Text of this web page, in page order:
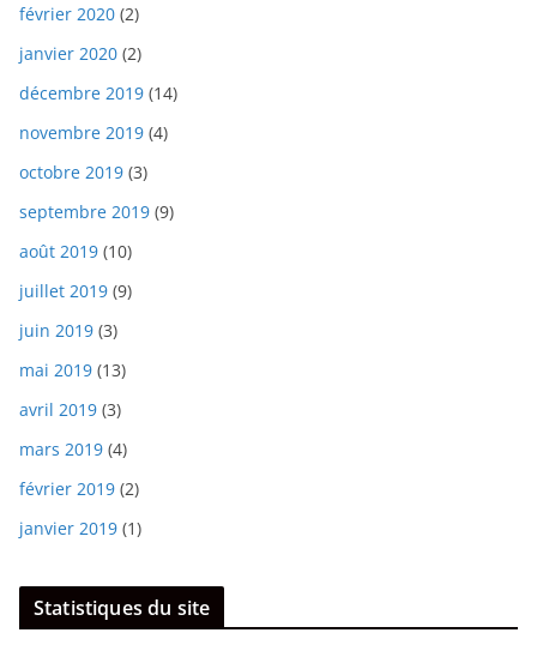
février 2020 (2)
janvier 2020 (2)
décembre 2019 (14)
novembre 2019 (4)
octobre 2019 (3)
septembre 2019 (9)
août 2019 (10)
juillet 2019 (9)
juin 2019 (3)
mai 2019 (13)
avril 2019 (3)
mars 2019 (4)
février 2019 (2)
janvier 2019 (1)
Statistiques du site